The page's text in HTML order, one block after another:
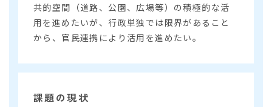
共的空間（道路、公園、広場等）の積極的な活
用を進めたいが、行政単独では限界があること
から、官民連携により活用を進めたい。
課題の現状